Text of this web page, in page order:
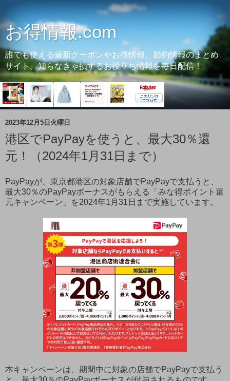
お得情報.com
誰でも使える最新クーポンやお得情報、節約情報のまとめ
サイト。知らなきゃ損するお役立ち情報を毎日配信！
2023年12月5日火曜日
港区でPayPayを使うと、最大30％還
元！（2024年1月31日まで）
PayPayが、東京都港区の対象店舗でPayPayで支払うと、
最大30％のPayPayボーナスがもらえる「みな得ポイント還
元キャンペーン」を2024年1月31日まで実施しています。
本キャンペーンは、期間中に対象の店舗でPayPayで支払う